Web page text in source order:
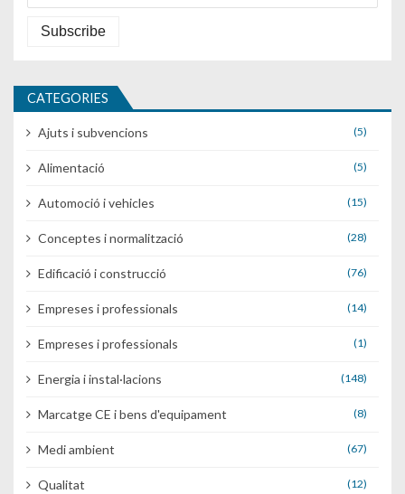
CATEGORIES
Ajuts i subvencions (5)
Alimentació (5)
Automoció i vehicles (15)
Conceptes i normalització (28)
Edificació i construcció (76)
Empreses i professionals (14)
Empreses i professionals (1)
Energia i instal·lacions (148)
Marcatge CE i bens d'equipament (8)
Medi ambient (67)
Qualitat (12)